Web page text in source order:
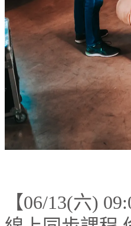
【06/13(六)